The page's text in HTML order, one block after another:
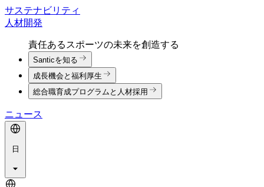
サステナビリティ
人材開発
責任あるスポーツの未来を創造する
Santicを知る
成長機会と福利厚生
総合職育成プログラムと人材採用
ニュース
日